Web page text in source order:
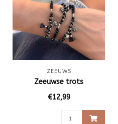
ZEEUWS
Zeeuwse trots
€12,99